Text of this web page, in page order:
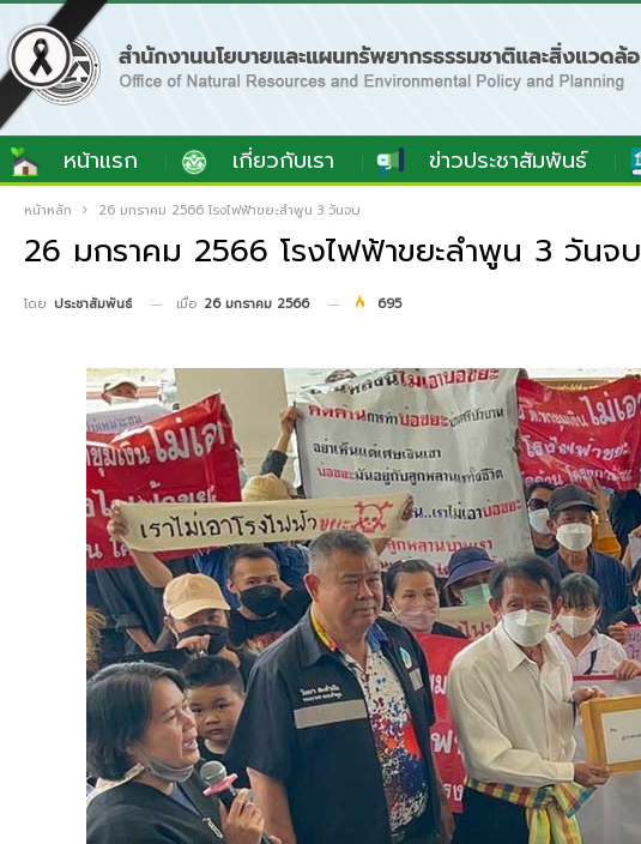
หน้าแรก เกี่ยวกับเรา ข่าวประชาสัมพันธ์
หน้าหลัก 26 มกราคม 2566 โรงไฟฟ้าขยะลำพูน 3 วันจบ
26 มกราคม 2566 โรงไฟฟ้าขยะลำพูน 3 วันจบ
โดย ประชาสัมพันธ์ เมื่อ 26 มกราคม 2566 695